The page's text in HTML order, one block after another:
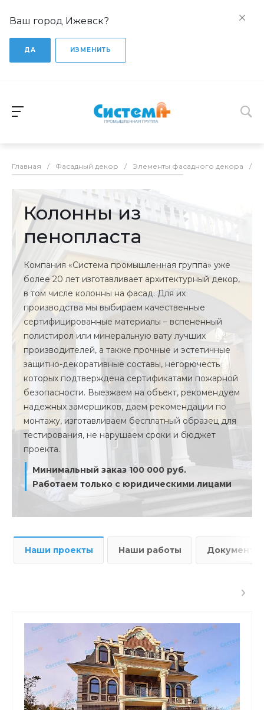
Ваш город Ижевск?
ДА ИЗМЕНИТЬ
Главная / Фасадный декор / Элементы фасадного декора /
Колонны из
пенопласта
Компания «Система промышленная группа» уже
более 20 лет изготавливает архитектурный декор,
в том числе колонны на фасад. Для их
производства мы выбираем качественные
сертифицированные материалы – вспененный
полистирол или минеральную вату лучших
производителей, а также прочные и эстетичные
защитно-декоративные составы, негорючесть
которых подтверждена сертификатами пожарной
безопасности. Выезжаем на объект, рекомендуем
надежных замерщиков, даем рекомендации по
монтажу, изготавливаем бесплатный образец для
тестирования, не нарушаем сроки и бюджет
проекта.
Минимальный заказ 100 000 руб.
Работаем только с юридическими лицами
Наши проекты Наши работы Документы